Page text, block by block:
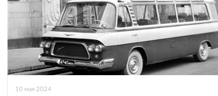
10 мая 2024